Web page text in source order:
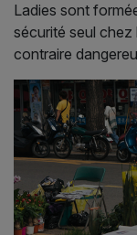
Ladies sont
sécurité seul chez
contraire